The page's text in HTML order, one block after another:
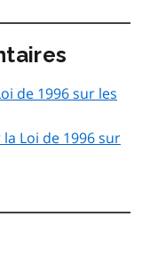
de 1996 sur les
Loi de 1996 sur